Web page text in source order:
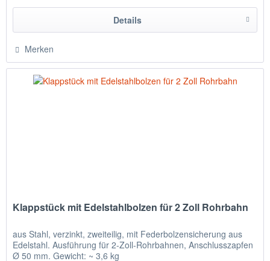
Details
Merken
Klappstück mit Edelstahlbolzen für 2 Zoll Rohrbahn
aus Stahl, verzinkt, zweiteilig, mit Federbolzensicherung aus
Edelstahl. Ausführung für 2-Zoll-Rohrbahnen, Anschlusszapfen
Ø 50 mm. Gewicht: ~ 3,6 kg